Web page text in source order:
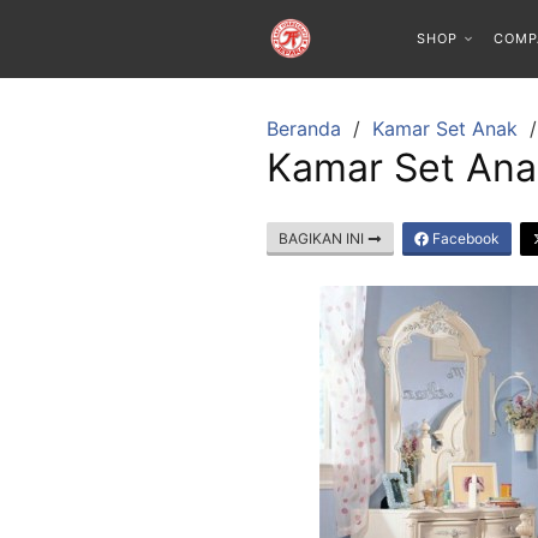
SHOP
Beranda Kamar Set Anak
Kamar Set
BAGIKAN INI Facebook